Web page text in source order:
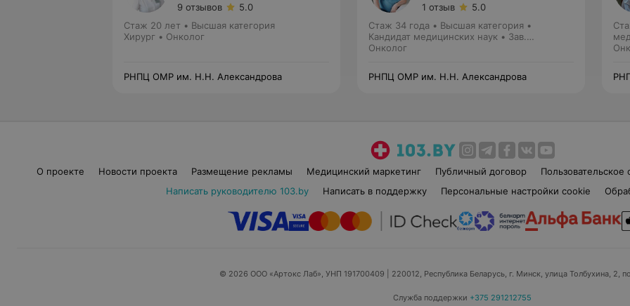
9 отзывов
5.0
Стаж 20 лет • Высшая категория
Хирург • Онколог
РНПЦ ОМР им. Н.Н. Александрова
1 отзыв
5.0
Стаж 34 года • Высшая категория •
Кандидат медицинских наук • Зав.
отделением
Онколог
РНПЦ ОМР им. Н.Н. Александрова
О проекте Новости проекта Размещение рекламы Медицинский маркетинг Публичный договор Пользовательское
Написать руководителю 103.by
Написать в поддержку Персональные настройки cookie
© 2026 ООО «Артокс Лаб», УНП 191700409 | 220012, Республика Беларусь, г. Минск, улица Толбухина, 2,
Служба поддержки +375 291212755